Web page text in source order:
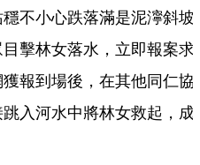
不小心跌落滿是泥濘斜坡
擊林女落水，立即報案求
報到場後，在其他同仁協
入河水中將林女救起，成